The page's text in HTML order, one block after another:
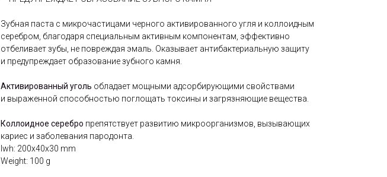
Зубная паста с микрочастицами черного активированного угля и коллоидным
серебром, благодаря специальным активным компонентам, эффективно
отбеливает зубы, не повреждая эмаль. Оказывает антибактериальную защиту
и предупреждает образование зубного камня.
Активированный уголь обладает мощными адсорбирующими свойствами
и выраженной способностью поглощать токсины и загрязняющие вещества.
Коллоидное серебро препятствует развитию микроорганизмов, вызывающих
кариес и заболевания пародонта.
lwh: 200x40x30 mm
Weight: 100 g